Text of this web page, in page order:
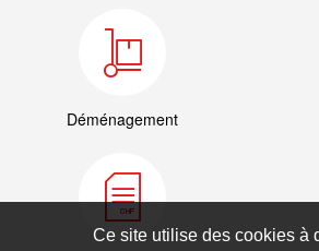
Déménagement
Ce site utilise des cookies à